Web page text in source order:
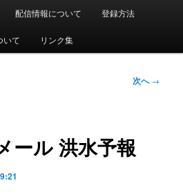
配信情報について 登録方法
いて リンク集
次へ→
ール 洪水予報